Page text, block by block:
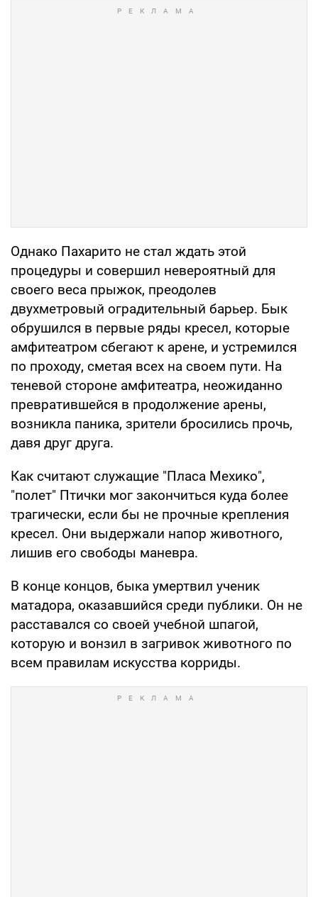
Однако Пахарито не стал ждать этой
процедуры и совершил невероятный для
своего веса прыжок, преодолев
двухметровый оградительный барьер. Бык
обрушился в первые ряды кресел, которые
амфитеатром сбегают к арене, и устремился
по проходу, сметая всех на своем пути. На
теневой стороне амфитеатра, неожиданно
превратившейся в продолжение арены,
возникла паника, зрители бросились прочь,
давя друг друга.
Как считают служащие "Пласа Мехико",
"полет" Птички мог закончиться куда более
трагически, если бы не прочные крепления
кресел. Они выдержали напор животного,
лишив его свободы маневра.
В конце концов, быка умертвил ученик
матадора, оказавшийся среди публики. Он не
расставался со своей учебной шпагой,
которую и вонзил в загривок животного по
всем правилам искусства корриды.